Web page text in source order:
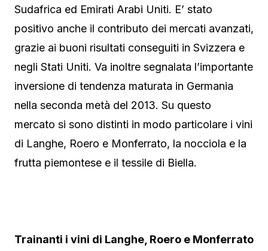
Sudafrica ed Emirati Arabi Uniti. E’ stato
positivo anche il contributo dei mercati avanzati,
grazie ai buoni risultati conseguiti in Svizzera e
negli Stati Uniti. Va inoltre segnalata l’importante
inversione di tendenza maturata in Germania
nella seconda metà del 2013. Su questo
mercato si sono distinti in modo particolare i vini
di Langhe, Roero e Monferrato, la nocciola e la
frutta piemontese e il tessile di Biella.
Trainanti i vini di Langhe, Roero e Monferrato